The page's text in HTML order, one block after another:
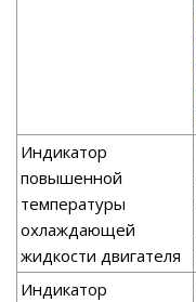
Индикатор
повышенной
температуры
охлаждающей
жидкости двигателя
Индикатор